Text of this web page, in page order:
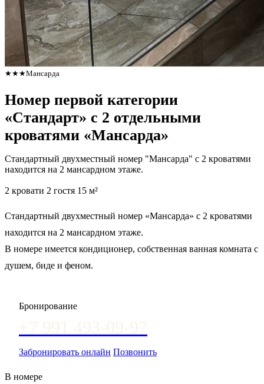
★★★Мансарда
Номер первой категории
«Стандарт» с 2 отдельными
кроватями «Мансарда»
Стандартный двухместный номер "Мансарда" с 2 кроватями
находится на 2 мансардном этаже.
2 кровати 2 гостя 15 м²
Стандартный двухместный номер «Мансарда» с 2 кроватями
находится на 2 мансардном этаже.
В номере имеется кондиционер, собственная ванная комната с
душем, биде и феном.
Бронирование
+7 991 493-09-97
Забронировать онлайн Позвонить
В номере